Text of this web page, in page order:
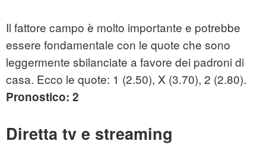
Il fattore campo è molto importante e potrebbe
essere fondamentale con le quote che sono
leggermente sbilanciate a favore dei padroni di
casa. Ecco le quote: 1 (2.50), X (3.70), 2 (2.80).
Pronostico: 2
Diretta tv e streaming